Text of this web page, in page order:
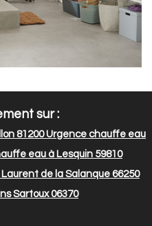
sur :
81200Urgence chauffe eau
eau à Lesquin 59810
de la Salanque 66250
Sartoux 06370